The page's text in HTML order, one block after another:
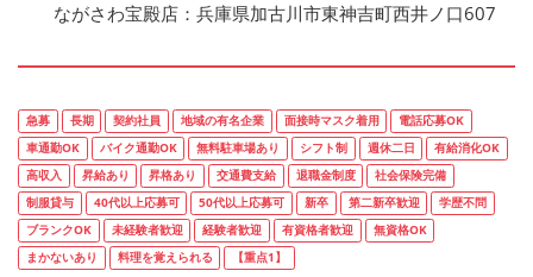
ながさわ宝殿店：兵庫県加古川市東神吉町西井ノ口607
急募 長期 契約社員 地域の有名企業 面接時マスク着用
電話応募OK
車通勤OK
バイク通勤OK 無料駐車場あり シフト制 週休二日
有給消化OK
高収入
昇給あり 昇格あり 交通費支給 退職金制度
社会保険完備
制服貸与
40代以上応募可 50代以上応募可 新卒 第二新卒歓迎
学歴不問
ブランクOK
未経験者歓迎 経験者歓迎 有資格者歓迎
無資格OK
まかないあり
料理を覚えられる 【重点1】